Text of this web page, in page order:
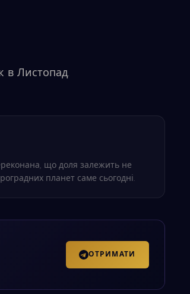
в Листопад.
що доля залежить не
планет саме сьогодні.
ОТРИМАТИ